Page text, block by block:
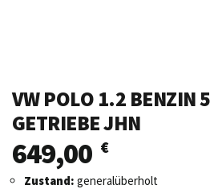
VW POLO 1.2 BENZIN
GETRIEBE JHN
649,00 €
Zustand: generalüberholt